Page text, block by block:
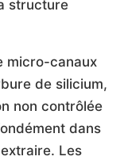
structure
micro-canaux
de silicium,
non contrôlée
dans
Les